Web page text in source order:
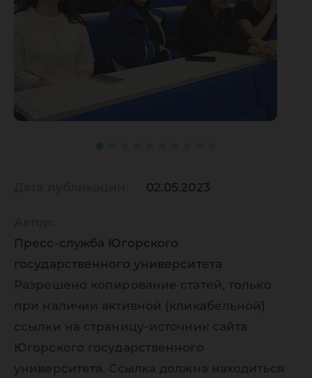
02.05.2023
Пресс-служба Югорского
государственного университета
Разрешено копирование статей, только
при наличии активной (кликабельной)
ссылки на страницу-источник сайта
Югорского государственного
университета. Ссылка должна находиться